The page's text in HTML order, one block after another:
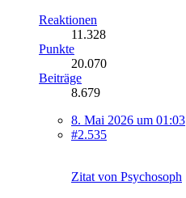
Reaktionen
11.328
Punkte
20.070
Beiträge
8.679
8. Mai 2026 um 01:03
#2.535
Zitat von Psychosoph